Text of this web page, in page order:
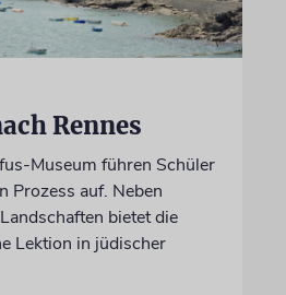
Rennes
Museum führen Schüler
Prozess auf. Neben
bietet die
Lektion in jüdischer